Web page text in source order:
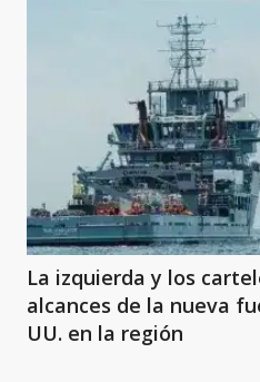
La izquierda y los
alcances de la nueva
UU. en la región